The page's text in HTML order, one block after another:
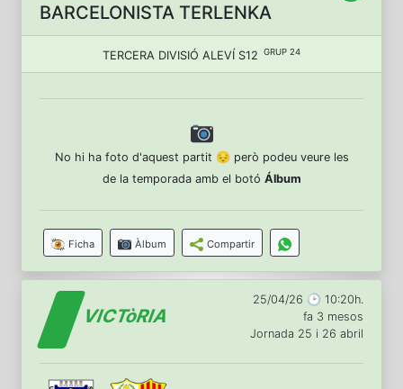
BARCELONISTA TERLENKA
TERCERA DIVISIÓ ALEVÍ S12 GRUP 24
No hi ha foto d'aquest partit 😔 però podeu veure les
de la temporada amb el botó Álbum
Ficha Àlbum Compartir
VICTòRIA
25/04/26 🕑 10:20h.
fa 3 mesos
Jornada 25 i 26 abril